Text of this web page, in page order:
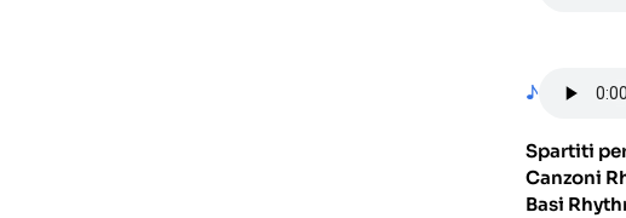
♪
Spartiti
Canzoni
Basi